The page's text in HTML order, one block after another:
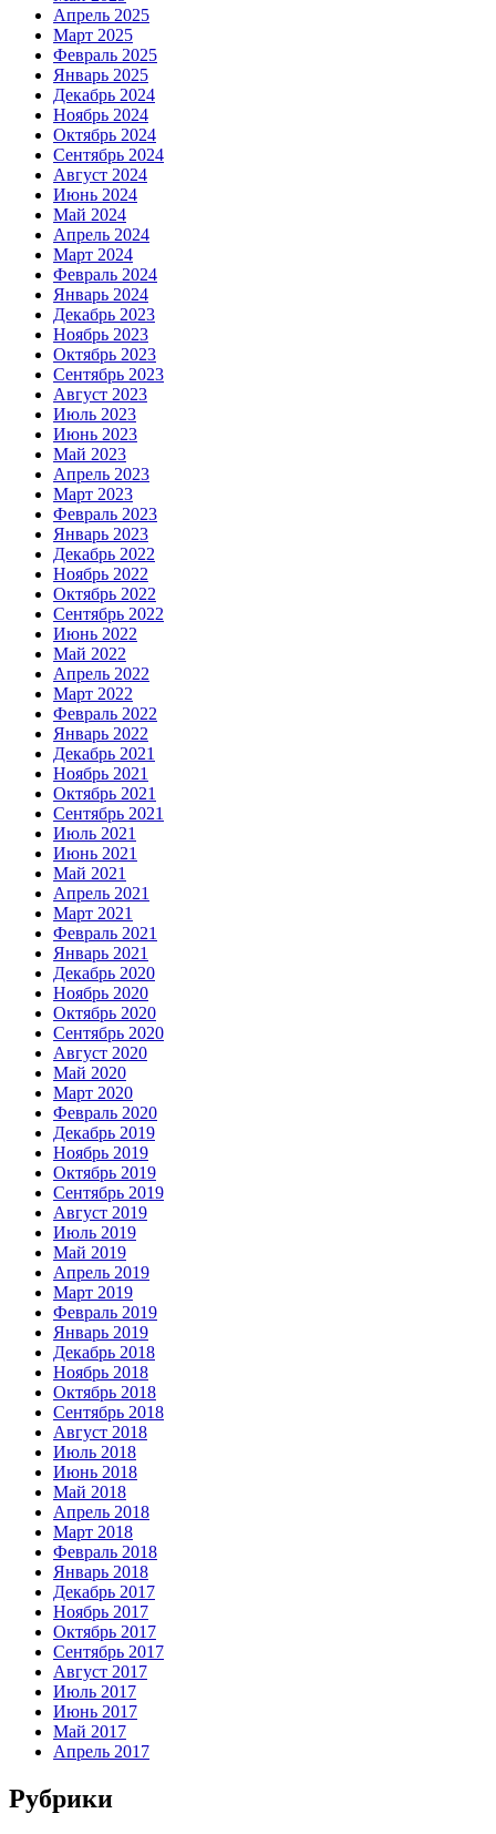
Апрель 2025
Март 2025
Февраль 2025
Январь 2025
Декабрь 2024
Ноябрь 2024
Октябрь 2024
Сентябрь 2024
Август 2024
Июнь 2024
Май 2024
Апрель 2024
Март 2024
Февраль 2024
Январь 2024
Декабрь 2023
Ноябрь 2023
Октябрь 2023
Сентябрь 2023
Август 2023
Июль 2023
Июнь 2023
Май 2023
Апрель 2023
Март 2023
Февраль 2023
Январь 2023
Декабрь 2022
Ноябрь 2022
Октябрь 2022
Сентябрь 2022
Июнь 2022
Май 2022
Апрель 2022
Март 2022
Февраль 2022
Январь 2022
Декабрь 2021
Ноябрь 2021
Октябрь 2021
Сентябрь 2021
Июль 2021
Июнь 2021
Май 2021
Апрель 2021
Март 2021
Февраль 2021
Январь 2021
Декабрь 2020
Ноябрь 2020
Октябрь 2020
Сентябрь 2020
Август 2020
Май 2020
Март 2020
Февраль 2020
Декабрь 2019
Ноябрь 2019
Октябрь 2019
Сентябрь 2019
Август 2019
Июль 2019
Май 2019
Апрель 2019
Март 2019
Февраль 2019
Январь 2019
Декабрь 2018
Ноябрь 2018
Октябрь 2018
Сентябрь 2018
Август 2018
Июль 2018
Июнь 2018
Май 2018
Апрель 2018
Март 2018
Февраль 2018
Январь 2018
Декабрь 2017
Ноябрь 2017
Октябрь 2017
Сентябрь 2017
Август 2017
Июль 2017
Июнь 2017
Май 2017
Апрель 2017
Рубрики